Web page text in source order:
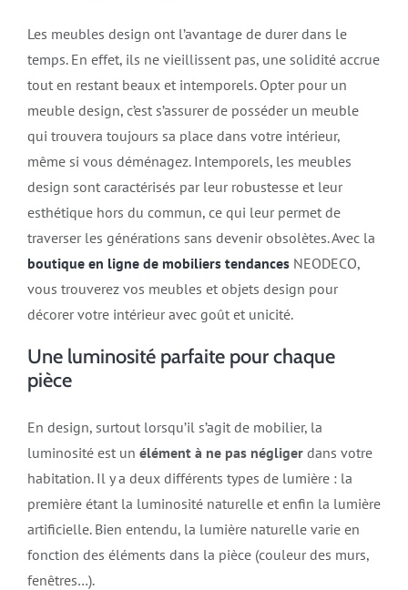
Les meubles design ont l’avantage de durer dans le
temps. En effet, ils ne vieillissent pas, une solidité accrue
tout en restant beaux et intemporels. Opter pour un
meuble design, c’est s’assurer de posséder un meuble
qui trouvera toujours sa place dans votre intérieur,
même si vous déménagez. Intemporels, les meubles
design sont caractérisés par leur robustesse et leur
esthétique hors du commun, ce qui leur permet de
traverser les générations sans devenir obsolètes. Avec la
boutique en ligne de mobiliers tendances NEODECO,
vous trouverez vos meubles et objets design pour
décorer votre intérieur avec goût et unicité.
Une luminosité parfaite pour chaque
pièce
En design, surtout lorsqu’il s’agit de mobilier, la
luminosité est un élément à ne pas négliger dans votre
habitation. Il y a deux différents types de lumière : la
première étant la luminosité naturelle et enfin la lumière
artificielle. Bien entendu, la lumière naturelle varie en
fonction des éléments dans la pièce (couleur des murs,
fenêtres…).